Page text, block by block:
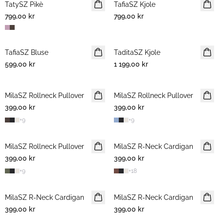
NYHET
TatySZ Pikè
799,00 kr
NYHET
TafiaSZ Kjole
799,00 kr
NYHET
TafiaSZ Bluse
599,00 kr
NYHET
TaditaSZ Kjole
1 199,00 kr
NYHET
MilaSZ Rollneck Pullover
399,00 kr
+9
NYHET
MilaSZ Rollneck Pullover
399,00 kr
+9
NYHET
MilaSZ Rollneck Pullover
399,00 kr
+9
NYHET
MilaSZ R-Neck Cardigan
399,00 kr
+18
NYHET
MilaSZ R-Neck Cardigan
399,00 kr
NYHET
MilaSZ R-Neck Cardigan
399,00 kr